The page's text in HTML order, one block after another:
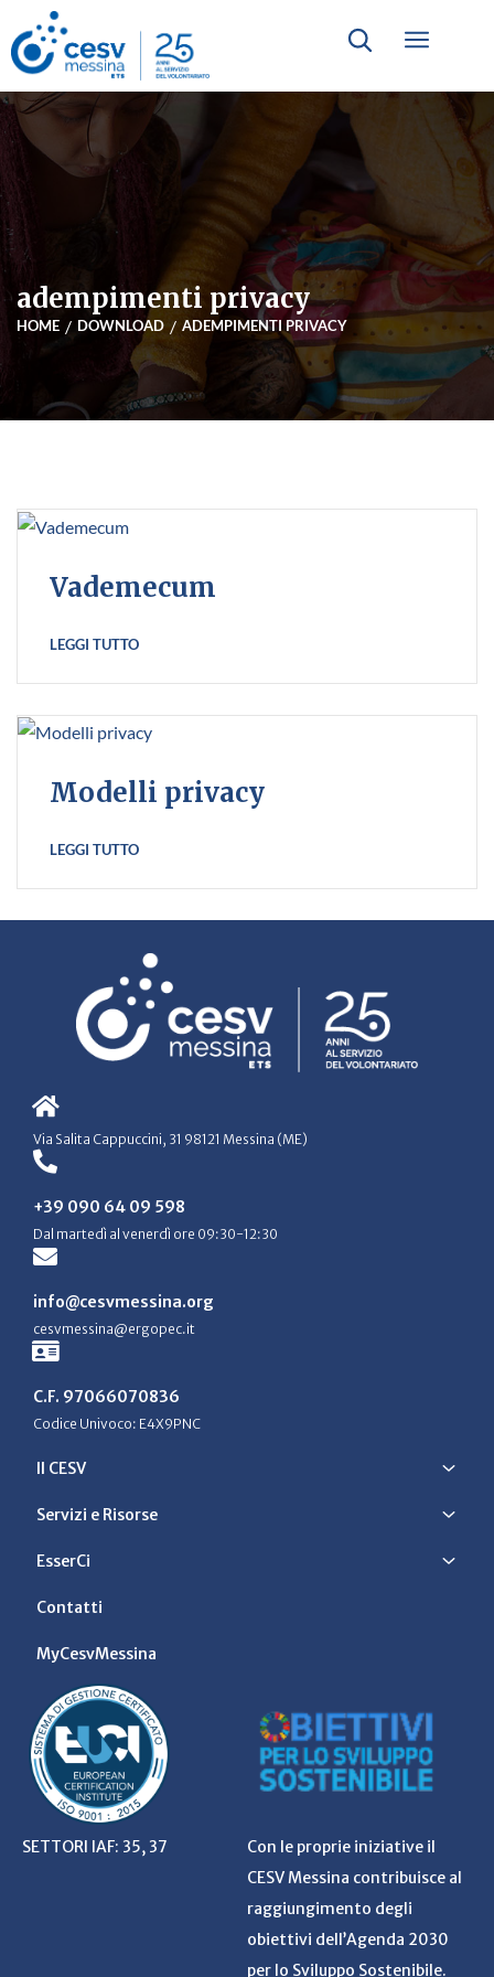
adempimenti privacy
HOME DOWNLOAD ADEMPIMENTI PRIVACY
Vademecum
LEGGI TUTTO
Modelli privacy
LEGGI TUTTO
Via Salita Cappuccini, 31 98121 Messina (ME)
+39 090 64 09 598
Dal martedì al venerdì ore 09:30-12:30
info@cesvmessina.org
cesvmessina@ergopec.it
C.F. 97066070836
Codice Univoco: E4X9PNC
Il CESV
Servizi e Risorse
EsserCi
Contatti
MyCesvMessina
SETTORI IAF: 35, 37
Con le proprie iniziative il
CESV Messina contribuisce al
raggiungimento degli
obiettivi dell’Agenda 2030
per lo Sviluppo Sostenibile.